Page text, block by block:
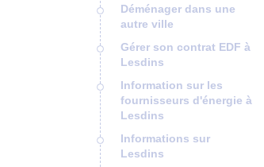
Déménager dans une
autre ville
Gérer son contrat EDF à
Lesdins
Information sur les
fournisseurs d'énergie à
Lesdins
Informations sur
Lesdins